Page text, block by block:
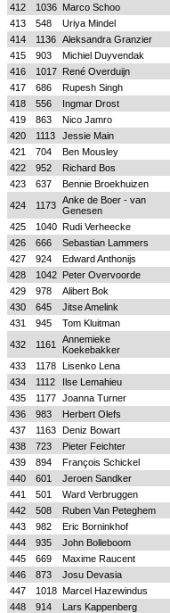
412
1036 Marco Schoo
413
548 Uriya Mindel
414
1136 Aleksandra Granzier
415
903 Michiel Duyvendak
416
1017 René Overduijn
417
686 Rupesh Singh
418
556 Ingmar Drost
419
863 Nico Jamro
420
1113 Jessie Main
421
704 Ben Mousley
422
952 Richard Bos
423
637 Bennie Broekhuizen
424
1173 Anke de Boer - van
Genesen
425
1040 Rudi Verheecke
426
666 Sebastian Lammers
427
924 Edward Anthonijs
428
1042 Peter Overvoorde
429
978 Alibert Bok
430
645 Jitse Amelink
431
945 Tom Kluitman
432
1161
Annemieke
Koekebakker
433
1178 Lisenko Lena
434
1112 Ilse Lemahieu
435
1177 Joanna Turner
436
983 Herbert Olefs
437
1163 Deniz Bowart
438
723 Pieter Feichter
439
894 François Schickel
440
601 Jeroen Sandker
441
501 Ward Verbruggen
442
508 Ruben Van Peteghem
443
982 Eric Borninkhof
444
935 John Bolleboom
445
669 Maxime Raucent
446
873 Josu Devasia
447
1018 Marcel Hazewindus
448
914 Lars Kappenberg